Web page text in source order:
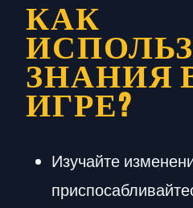
КАК
ЗНАНИЯ
ИГРЕ?
Изучайте